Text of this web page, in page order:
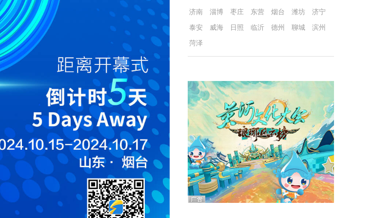
济南 淄博 枣庄 东营 烟台 潍坊
济宁
泰安
威海 日照 临沂 德州 聊城
滨州
菏泽